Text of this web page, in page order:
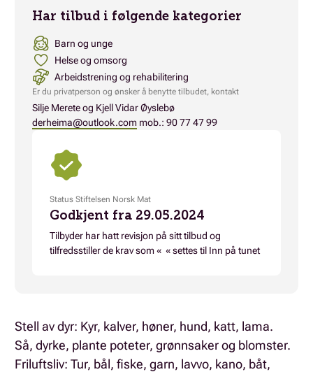
Har tilbud i følgende kategorier
Barn og unge
Helse og omsorg
Arbeidstrening og rehabilitering
Er du privatperson og ønsker å benytte tilbudet, kontakt
Silje Merete og Kjell Vidar Øyslebø
derheima@outlook.com mob.: 90 77 47 99
Status Stiftelsen Norsk Mat
Godkjent fra 29.05.2024
Tilbyder har hatt revisjon på sitt tilbud og
tilfredsstiller de krav som « « settes til Inn på tunet
Stell av dyr: Kyr, kalver, høner, hund, katt, lama.
Så, dyrke, plante poteter, grønnsaker og blomster.
Friluftsliv: Tur, bål, fiske, garn, lavvo, kano, båt,